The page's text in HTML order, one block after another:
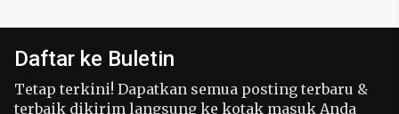
Daftar ke Buletin
Tetap terkini! Dapatkan semua posting terbaru &
terbaik dikirim langsung ke kotak masuk Anda